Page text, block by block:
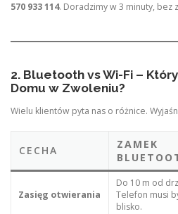
570 933 114. Doradzimy w 3 minuty, bez
2. Bluetooth vs Wi-Fi –
Domu w Zwoleniu?
Wielu klientów pyta nas o różnice.
CECHA
ZAMEK
Zasięg otwierania
Do 10 m od
Telefon musi
blisko.